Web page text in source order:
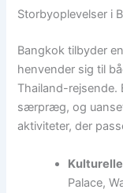
Storbyoplevelser i
Bangkok tilbyder
henvender sig til
Thailand-rejsende.
særpræg, og
aktiviteter, der
Palace,